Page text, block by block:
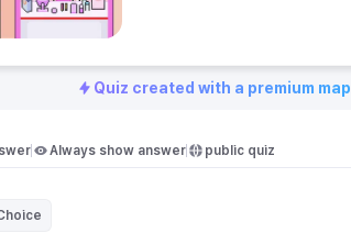
Quiz created with a premium map
Always show answer public quiz